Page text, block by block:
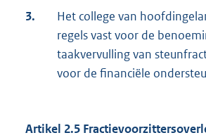
3.
Het college van
regels vast voor de
taakvervulling van
voor de financiële
Artikel 2.5